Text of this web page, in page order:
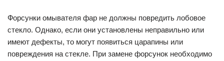
Форсунки омывателя фар не должны повредить лобовое
стекло. Однако, если они установлены неправильно или
имеют дефекты, то могут появиться царапины или
повреждения на стекле. При замене форсунок необходимо